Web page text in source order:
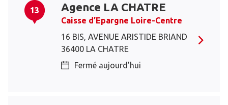
13 Agence LA CHATRE
Caisse d’Epargne Loire-Centre
16 BIS, AVENUE ARISTIDE BRIAND
36400 LA CHATRE
Fermé aujourd’hui